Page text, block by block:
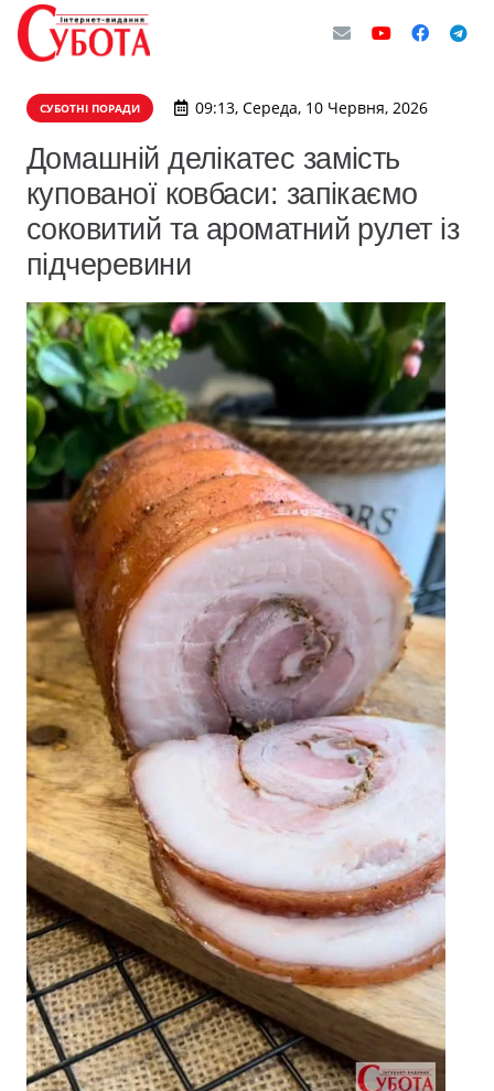
СУБОТНІ ПОРАДИ 09:13, Середа, 10 Червня, 2026
Домашній делікатес замість
купованої ковбаси: запікаємо
соковитий та ароматний рулет із
підчеревини